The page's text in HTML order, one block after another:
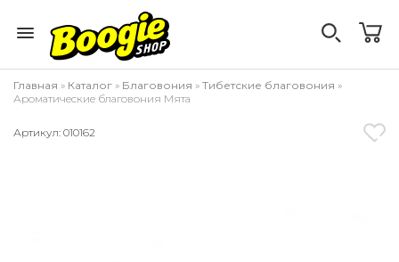
Главная » Каталог » Благовония » Тибетские благовония »
Ароматические благовония Мята
Артикул: 010162